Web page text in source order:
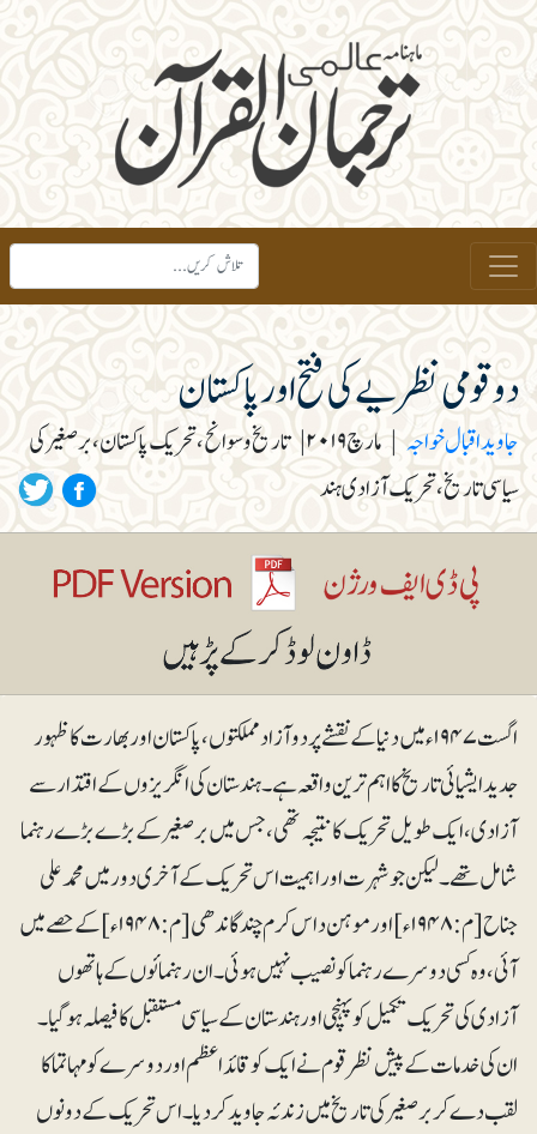
دو قومی نظریے کی فتح اور پاکستان
جاوید اقبال خواجہ | مارچ ۲۰۱۹ | تاریخ و سوانح، تحریک پاکستان، برصغیر کی
سیاسی تاریخ، تحریک آزادی ہند
اگست ۱۹۴۷ء میں دنیا کے نقشے پر دو آزاد مملکتوں، پاکستان اور بھارت کا ظہور
جدید ایشیائی تاریخ کا اہم ترین واقعہ ہے۔ ہندستان کی انگریزوں کے اقتدار سے
آزادی ،ایک طویل تحریک کا نتیجہ تھی، جس میں برصغیر کے بڑے بڑے رہنما
شامل تھے۔ لیکن جو شہرت اور اہمیت اس تحریک کے آخری دور میں محمدعلی
جناح [م: ۱۹۴۸ء] اور موہن داس کرم چند گاندھی [م: ۱۹۴۸ء]کے حصے میں
آئی، وہ کسی دوسرے رہنما کو نصیب نہیں ہوئی۔ ان رہنمائوں کے ہاتھوں
آزادی کی تحریک تکمیل کو پہنچی اور ہندستان کے سیاسی مستقبل کا فیصلہ ہوگیا۔
ان کی خدمات کے پیش نظر قوم نے ایک کو قائداعظم اور دوسرے کو مہاتما کا
لقب دے کر برصغیر کی تاریخ میں زندئہ جاوید کردیا۔ اس تحریک کے دونوں